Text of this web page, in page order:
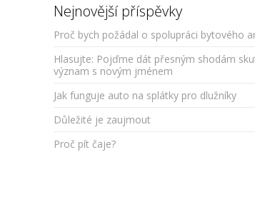
Nejnovější příspěvky
Proč bych požádal o spolupráci bytového
Hlasujte: Pojďme dát přesným shodám
význam s novým jménem
Jak funguje auto na splátky pro dlužníky
Důležité je zaujmout
Proč pít čaje?